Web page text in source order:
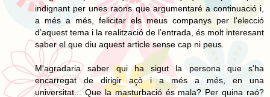
indignant per unes raons que argumentaré a continuació i,
a més a més, felicitar els meus companys per l'elecció
d’aquest tema i la realització de l’entrada, és molt interesant
saber el que diu aquest article sense cap ni peus.
M'agradaria saber qui ha sigut la persona que s'ha
encarregat de dirigir açò i a més a més, en una
universitat... Que la masturbació és mala? Per quina raó?